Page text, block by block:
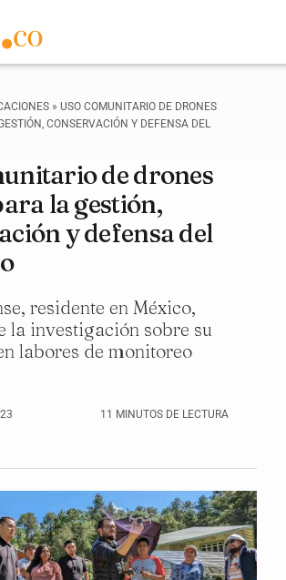
» USO COMUNITARIO DE DRONES
CONSERVACIÓN Y DEFENSA DEL
de drones
la gestión,
y defensa del
residente en México,
la investigación sobre su
labores de monitoreo
11 MINUTOS DE LECTURA